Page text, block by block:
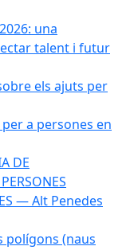
una
talent i futur
els ajuts per
a persones en
DE
— Alt Penedes
polígons (naus